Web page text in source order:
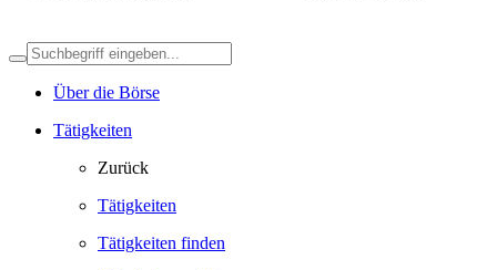
Über die Börse
Tätigkeiten
Zurück
Tätigkeiten
Tätigkeiten finden